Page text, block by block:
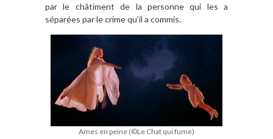
par le châtiment de la personne qui les a
séparées par le crime qu’il a commis.
Ames en peine (©Le Chat qui fume)